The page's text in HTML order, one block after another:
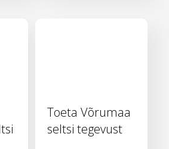
Toeta Võrumaa
seltsi tegevust